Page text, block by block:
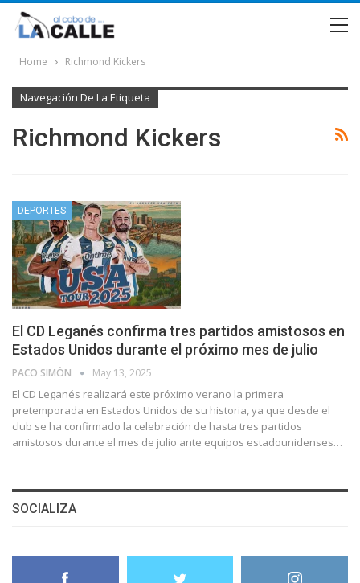
Home Richmond Kickers
Navegación De La Etiqueta
Richmond Kickers
DEPORTES
El CD Leganés confirma tres partidos amistosos en
Estados Unidos durante el próximo mes de julio
PACO SIMÓN May 13, 2025
El CD Leganés realizará este próximo verano la primera
pretemporada en Estados Unidos de su historia, ya que desde el
club se ha confirmado la celebración de hasta tres partidos
amistosos durante el mes de julio ante equipos estadounidenses…
SOCIALIZA